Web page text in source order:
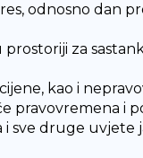
odnosno dan
za
kao i
pravovremena i
sve druge uvjete